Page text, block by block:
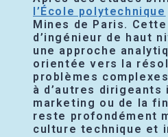
l’École polytechnique
Mines de Paris.
d’ingénieur de haut
une approche
orientée vers la
problèmes
à d’autres dirigeants
marketing ou de la
reste profondément
culture technique et